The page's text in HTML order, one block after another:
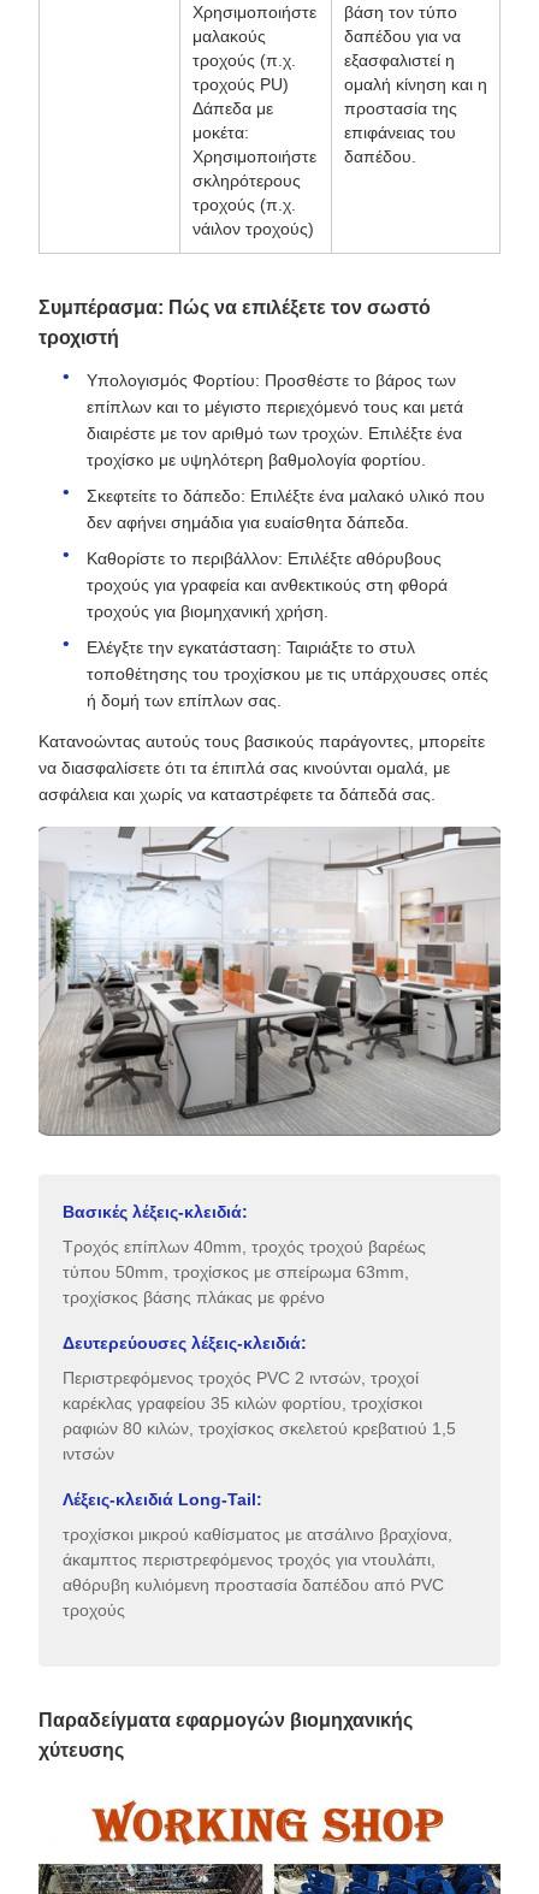
Χρησιμοποιήστε
μαλακούς
τροχούς (π.χ.
τροχούς PU)
Δάπεδα με
μοκέτα:
Χρησιμοποιήστε
σκληρότερους
τροχούς (π.χ.
νάιλον τροχούς)
βάση τον τύπο
δαπέδου για να
εξασφαλιστεί η
ομαλή κίνηση και η
προστασία της
επιφάνειας του
δαπέδου.
Συμπέρασμα: Πώς να επιλέξετε τον σωστό
τροχιστή
Υπολογισμός Φορτίου: Προσθέστε το βάρος των
επίπλων και το μέγιστο περιεχόμενό τους και μετά
διαιρέστε με τον αριθμό των τροχών. Επιλέξτε ένα
τροχίσκο με υψηλότερη βαθμολογία φορτίου.
Σκεφτείτε το δάπεδο: Επιλέξτε ένα μαλακό υλικό που
δεν αφήνει σημάδια για ευαίσθητα δάπεδα.
Καθορίστε το περιβάλλον: Επιλέξτε αθόρυβους
τροχούς για γραφεία και ανθεκτικούς στη φθορά
τροχούς για βιομηχανική χρήση.
Ελέγξτε την εγκατάσταση: Ταιριάξτε το στυλ
τοποθέτησης του τροχίσκου με τις υπάρχουσες οπές
ή δομή των επίπλων σας.
Κατανοώντας αυτούς τους βασικούς παράγοντες, μπορείτε
να διασφαλίσετε ότι τα έπιπλά σας κινούνται ομαλά, με
ασφάλεια και χωρίς να καταστρέφετε τα δάπεδά σας.
Βασικές λέξεις-κλειδιά:
Τροχός επίπλων 40mm, τροχός τροχού βαρέως
τύπου 50mm, τροχίσκος με σπείρωμα 63mm,
τροχίσκος βάσης πλάκας με φρένο
Δευτερεύουσες λέξεις-κλειδιά:
Περιστρεφόμενος τροχός PVC 2 ιντσών, τροχοί
καρέκλας γραφείου 35 κιλών φορτίου, τροχίσκοι
ραφιών 80 κιλών, τροχίσκος σκελετού κρεβατιού 1,5
ιντσών
Λέξεις-κλειδιά Long-Tail:
τροχίσκοι μικρού καθίσματος με ατσάλινο βραχίονα,
άκαμπτος περιστρεφόμενος τροχός για ντουλάπι,
αθόρυβη κυλιόμενη προστασία δαπέδου από PVC
τροχούς
Παραδείγματα εφαρμογών βιομηχανικής
χύτευσης